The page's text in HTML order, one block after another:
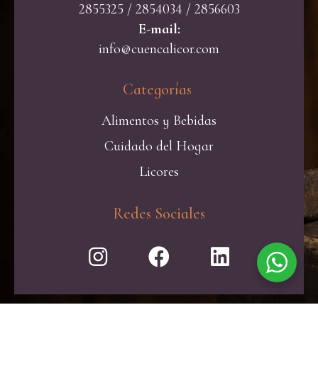
2855325 / 2854034 / 2856603
E-mail:
info@cuencalicor.com
Categorías ​
Alimentos y Bebidas
Cuidado del Hogar
Licores
Redes Sociales